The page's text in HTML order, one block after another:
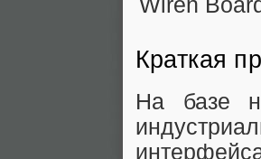
Краткая
На базе